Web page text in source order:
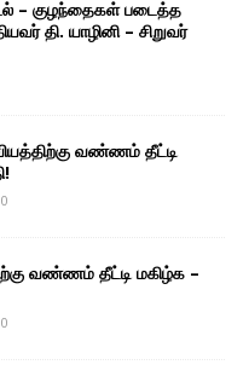
– குழந்தைகள் படைத்த
தி. யாழினி – சிறுவர்
வண்ணம் தீட்டி
0
வண்ணம் தீட்டி மகிழ்க –
0